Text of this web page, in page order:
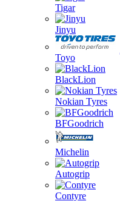
Tigar
Jinyu
Toyo
BlackLion
Nokian Tyres
BFGoodrich
Michelin
Autogrip
Contyre